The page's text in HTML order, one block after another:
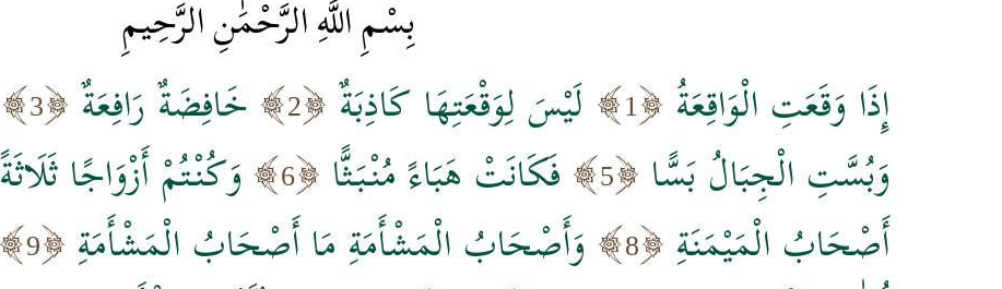
بِسْمِ اللَّهِ الرَّحْمَٰنِ الرَّحِيمِ
إِذَا وَقَعَتِ الْوَاقِعَةُ 1 لَيْسَ لِوَقْعَتِهَا كَاذِبَةٌ 2 خَافِضَةٌ رَافِعَةٌ 3
وَبُسَّتِ الْجِبَالُ بَسًّا 5 فَكَانَتْ هَبَاءً مُنْبَثًّا 6 وَكُنْتُمْ أَزْوَاجًا ثَلَاثَةً
أَصْحَابُ الْمَيْمَنَةِ
8 وَأَصْحَابُ الْمَشْأَمَةِ مَا أَصْحَابُ الْمَشْأَمَةِ 9